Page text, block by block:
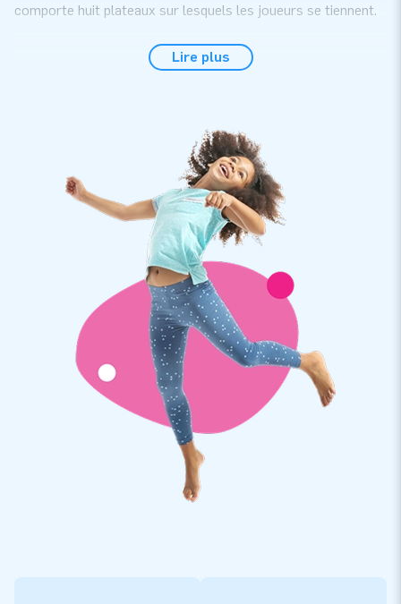
comporte huit plateaux sur lesquels les joueurs se tiennent.
Livraison complète
s'intègrera parfaitement lors d'anniversaires, de compétitions
sportives, team buildings ou tout autre évènement festif ou
Par ailleurs, le matelas de reception gonflable pour
faucheuse est livré en une partie et est fourni avec la
soufflerie, piquets d’ancrage, sac de transport et
manuel/carnet de suivi. Lapartie mécaniquede la balayette
ici.
Qualité et garantie
Les structures gonflables de JB sont renforcées avec une
quadruple couture, protégée d’une couverture PVC sur toute
la piste de saut et endroits réputés fragiles. De plus, elles
sont fabriquées à partir de PVC de haute qualité:
– Densité minimum de 650-680g/m2
Lire plus